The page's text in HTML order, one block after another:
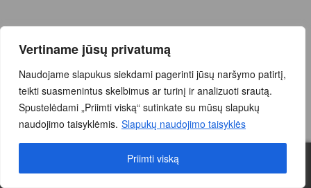
Vertiname jūsų privatumą
Naudojame slapukus siekdami pagerinti jūsų naršymo patirtį,
teikti suasmenintus skelbimus ar turinį ir analizuoti srautą.
Spustelėdami „Priimti viską“ sutinkate su mūsų slapukų
naudojimo taisyklėmis. Slapukų naudojimo taisyklės
Priimti viską